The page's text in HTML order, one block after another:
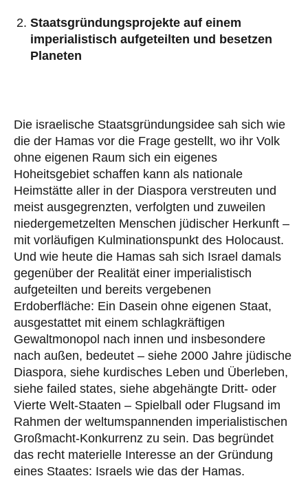
Staatsgründungsprojekte auf einem
imperialistisch aufgeteilten und besetzen
Planeten
Die israelische Staatsgründungsidee sah sich wie
die der Hamas vor die Frage gestellt, wo ihr Volk
ohne eigenen Raum sich ein eigenes
Hoheitsgebiet schaffen kann als nationale
Heimstätte aller in der Diaspora verstreuten und
meist ausgegrenzten, verfolgten und zuweilen
niedergemetzelten Menschen jüdischer Herkunft –
mit vorläufigen Kulminationspunkt des Holocaust.
Und wie heute die Hamas sah sich Israel damals
gegenüber der Realität einer imperialistisch
aufgeteilten und bereits vergebenen
Erdoberfläche: Ein Dasein ohne eigenen Staat,
ausgestattet mit einem schlagkräftigen
Gewaltmonopol nach innen und insbesondere
nach außen, bedeutet – siehe 2000 Jahre jüdische
Diaspora, siehe kurdisches Leben und Überleben,
siehe failed states, siehe abgehängte Dritt- oder
Vierte Welt-Staaten – Spielball oder Flugsand im
Rahmen der weltumspannenden imperialistischen
Großmacht-Konkurrenz zu sein. Das begründet
das recht materielle Interesse an der Gründung
eines Staates: Israels wie das der Hamas.